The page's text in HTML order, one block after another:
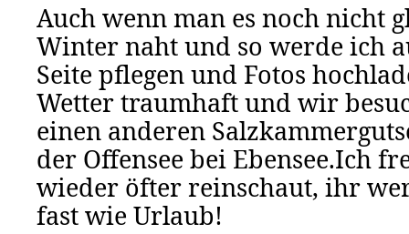
Auch wenn man es noch nicht
Winter naht und so werde ich
Seite pflegen und Fotos
Wetter traumhaft und wir
einen anderen
der Offensee bei Ebensee.Ich
wieder öfter reinschaut, ihr
fast wie Urlaub!